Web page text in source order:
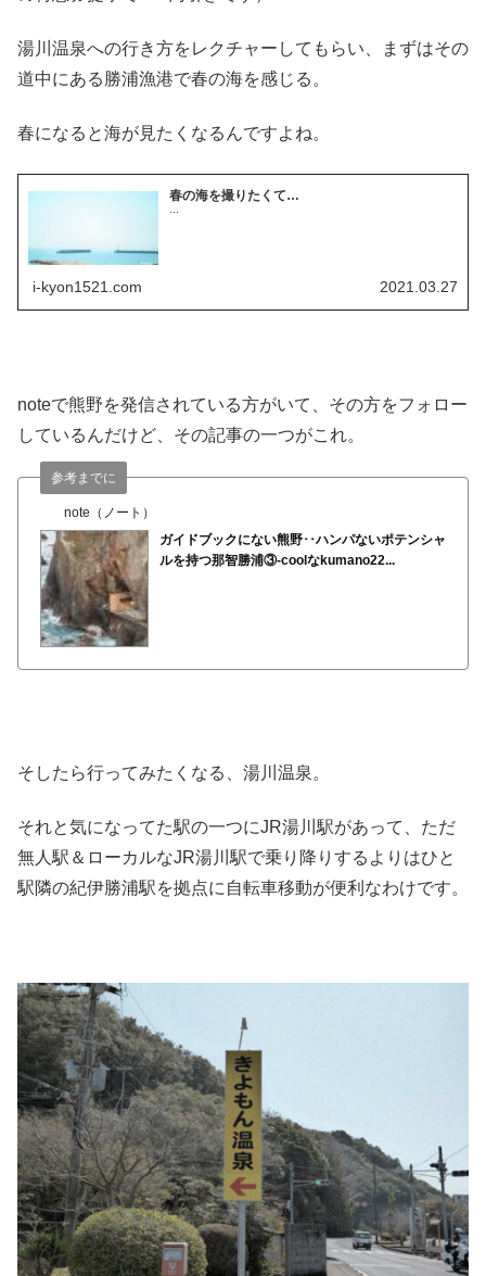
湯川温泉への行き方をレクチャーしてもらい、まずはその
道中にある勝浦漁港で春の海を感じる。
春になると海が見たくなるんですよね。
春の海を撮りたくて…
i-kyon1521.com 2021.03.27
noteで熊野を発信されている方がいて、その方をフォロー
しているんだけど、その記事の一つがこれ。
note（ノート）
参考までに
ガイドブックにない熊野･･ハンパないポテンシャ
ルを持つ那智勝浦③-coolなkumano22...
そしたら行ってみたくなる、湯川温泉。
それと気になってた駅の一つにJR湯川駅があって、ただ
無人駅＆ローカルなJR湯川駅で乗り降りするよりはひと
駅隣の紀伊勝浦駅を拠点に自転車移動が便利なわけです。